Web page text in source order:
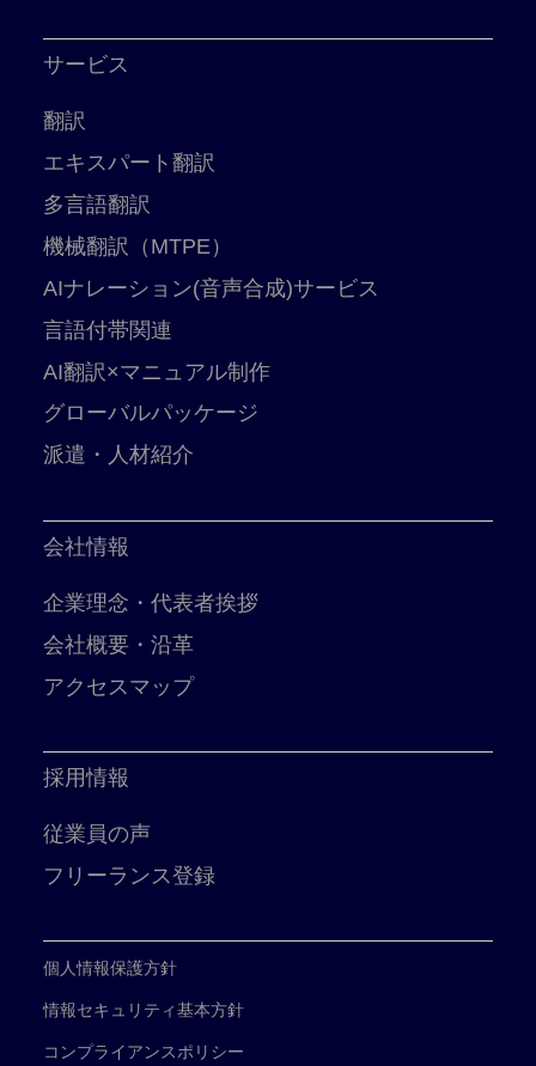
サービス
翻訳
エキスパート翻訳
多言語翻訳
機械翻訳（MTPE）
AIナレーション(音声合成)サービス
言語付帯関連
AI翻訳×マニュアル制作
グローバルパッケージ
派遣・人材紹介
会社情報
企業理念・代表者挨拶
会社概要・沿革
アクセスマップ
採用情報
従業員の声
フリーランス登録
個人情報保護方針
情報セキュリティ基本方針
コンプライアンスポリシー